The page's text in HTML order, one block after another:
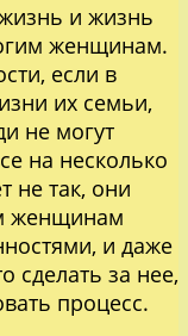
и жизнь
женщинам.
если в
их семьи,
не могут
на несколько
не так, они
женщинам
и даже
сделать за нее,
процесс.